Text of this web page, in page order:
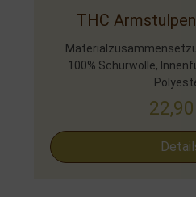
THC
100% Schurwolle,
22,90